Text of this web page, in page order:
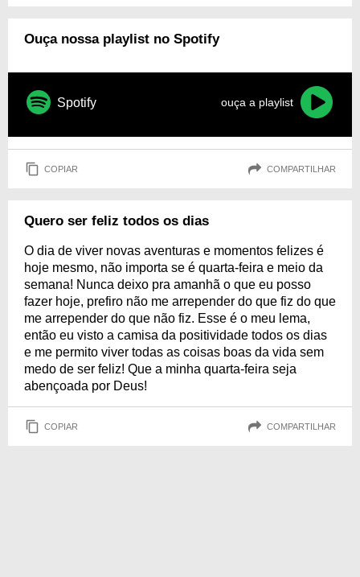
Ouça nossa playlist no Spotify
Spotify ouça a playlist
COPIAR COMPARTILHAR
Quero ser feliz todos os dias
O dia de viver novas aventuras e momentos felizes é
hoje mesmo, não importa se é quarta-feira e meio da
semana! Nunca deixo pra amanhã o que eu posso
fazer hoje, prefiro não me arrepender do que fiz do que
me arrepender do que não fiz. Esse é o meu lema,
então eu visto a camisa da positividade todos os dias
e me permito viver todas as coisas boas da vida sem
medo de ser feliz! Que a minha quarta-feira seja
abençoada por Deus!
COPIAR COMPARTILHAR